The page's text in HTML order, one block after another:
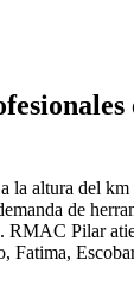
la altura del
de
RMAC Pilar
Fatima,